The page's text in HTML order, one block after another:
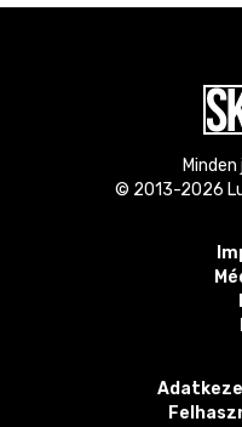
© 2013-2026